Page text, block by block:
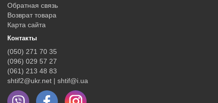
Обратная связь
Возврат товара
Карта сайта
Контакты
(050) 271 70 35
(096) 029 57 27
(061) 213 48 83
shtif2@ukr.net | shtif@i.ua